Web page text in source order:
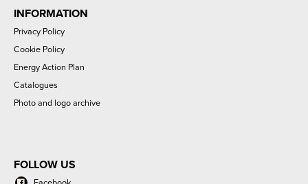
INFORMATION
Privacy Policy
Cookie Policy
Energy Action Plan
Catalogues
Photo and logo archive
FOLLOW US